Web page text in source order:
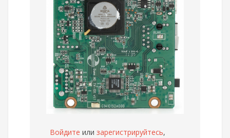
Войдите или зарегистрируйтесь,